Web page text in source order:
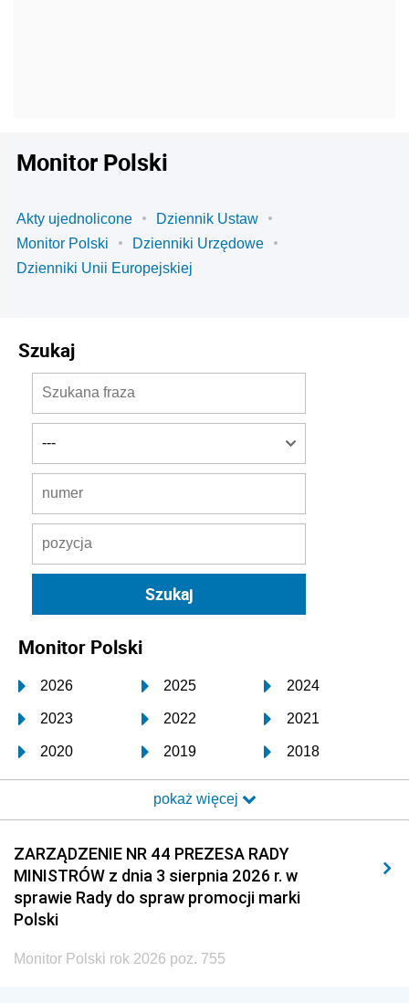
Monitor Polski
Akty ujednolicone
Dziennik Ustaw
Monitor Polski
Dzienniki Urzędowe
Dzienniki Unii Europejskiej
Szukaj
Monitor Polski
2026 2025 2024
2023 2022 2021
2020 2019 2018
2017 2016 2015
2014 2013 2012
2011 2010 2009
2008 2007 2006
2005
pokaż więcej
ZARZĄDZENIE NR 44 PREZESA RADY
MINISTRÓW z dnia 3 sierpnia 2026 r. w
sprawie Rady do spraw promocji marki
Polski
Monitor Polski rok 2026 poz. 755